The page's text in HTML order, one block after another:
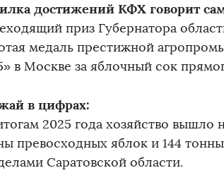
достижений КФХ говорит
приз Губернатора
медаль престижной
в Москве за яблочный сок
в цифрах:
2025 года хозяйство вышло
превосходных яблок и 144
Саратовской области.